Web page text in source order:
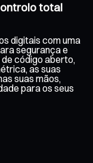
total
digitais com uma
segurança e
código aberto,
as suas
suas mãos,
para os seus